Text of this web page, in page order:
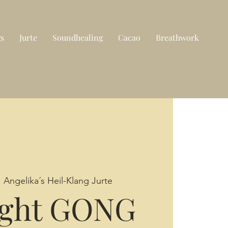
Jurte Soundhealing Cacao Breathwork
Angelika´s Heil-Klang Jurte
GONG